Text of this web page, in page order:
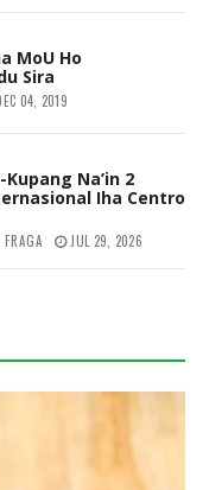
MoU Ho
Sira
04, 2019
Na’in 2
Iha Centro
JUL 29, 2026